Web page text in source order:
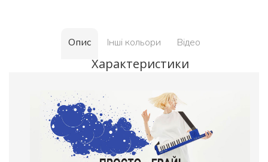
Опис Інші кольори Відео
Характеристики